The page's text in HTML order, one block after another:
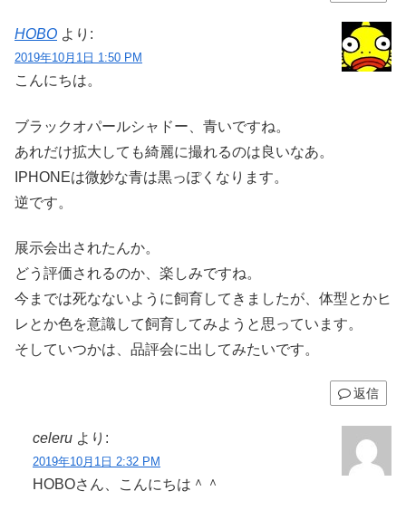
HOBO より:
2019年10月1日 1:50 PM
こんにちは。
ブラックオパールシャドー、青いですね。
あれだけ拡大しても綺麗に撮れるのは良いなあ。
IPHONEは微妙な青は黒っぽくなります。
逆です。
展示会出されたんか。
どう評価されるのか、楽しみですね。
今までは死なないように飼育してきましたが、体型とかヒ
レとか色を意識して飼育してみようと思っています。
そしていつかは、品評会に出してみたいです。
返信
celeru より:
2019年10月1日 2:32 PM
HOBOさん、こんにちは＾＾